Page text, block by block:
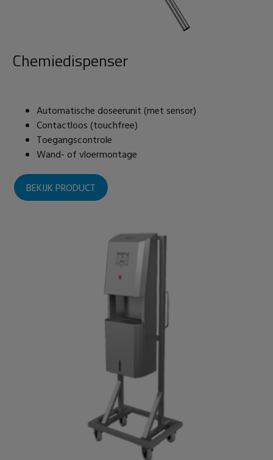
Chemiedispenser
Automatische doseerunit (met sensor)
Contactloos (touchfree)
Toegangscontrole
Wand- of vloermontage
BEKIJK PRODUCT